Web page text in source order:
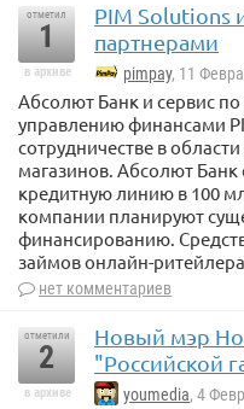
отметил
1
в архиве
PIM Solutions
партнерами
pimpay, 11
Абсолют Банк и сервис
управлению финансами
сотрудничестве в
магазинов. Абсолют Банк
кредитную линию в 100
компании планируют
финансированию.
займов онлайн-
нет комментариев
отметили
2
в архиве
Новый мэр
"Российской
youmedia, 4